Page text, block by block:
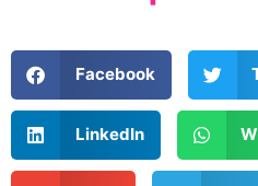
Facebook
LinkedIn